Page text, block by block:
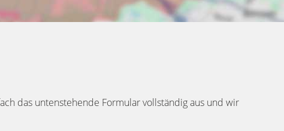
das untenstehende Formular vollständig aus und wir